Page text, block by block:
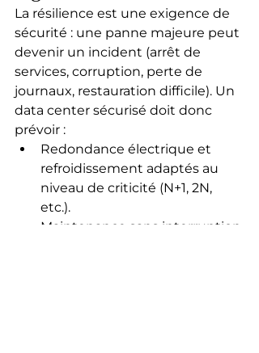
La résilience est une exigence de
sécurité : une panne majeure peut
devenir un incident (arrêt de
services, corruption, perte de
journaux, restauration difficile). Un
data center sécurisé doit donc
prévoir :
Redondance électrique et
refroidissement adaptés au
niveau de criticité (N+1, 2N,
etc.).
Maintenance sans interruption